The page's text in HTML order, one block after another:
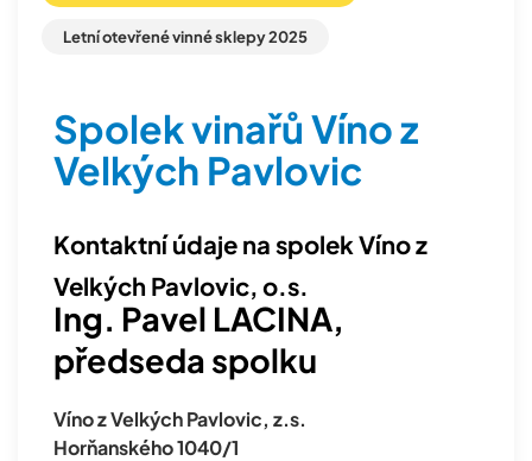
Letní otevřené vinné sklepy 2025
Spolek vinařů Víno z
Velkých Pavlovic
Kontaktní údaje na spolek Víno z
Velkých Pavlovic, o.s.
Ing. Pavel LACINA,
předseda spolku
Víno z Velkých Pavlovic, z.s.
Horňanského 1040/1